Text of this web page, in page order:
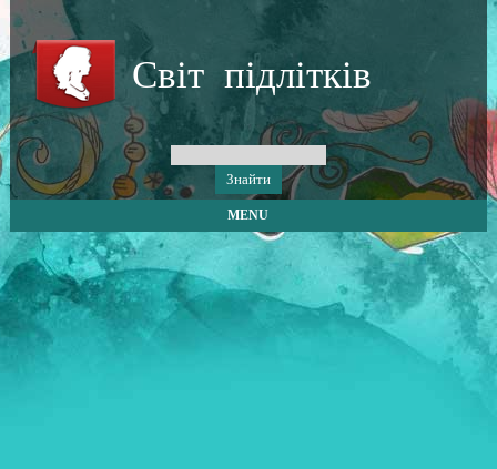
Світ підлітків
MENU